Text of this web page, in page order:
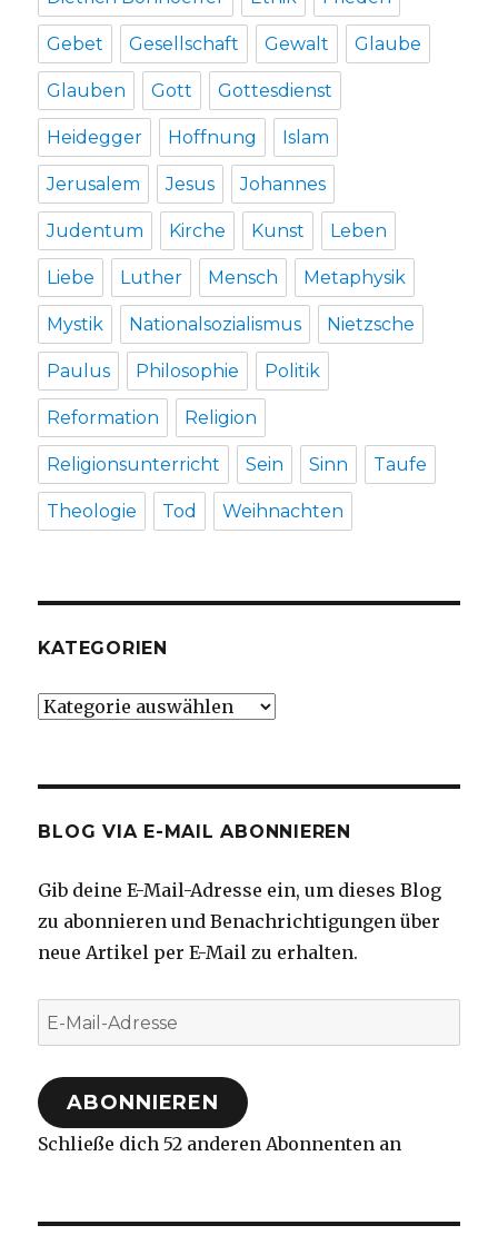
Gebet Gesellschaft Gewalt Glaube
Glauben Gott Gottesdienst
Heidegger Hoffnung Islam
Jerusalem Jesus Johannes
Judentum Kirche Kunst Leben
Liebe Luther Mensch Metaphysik
Mystik Nationalsozialismus Nietzsche
Paulus Philosophie Politik
Reformation Religion
Religionsunterricht Sein Sinn Taufe
Theologie Tod Weihnachten
KATEGORIEN
Kategorien
BLOG VIA E-MAIL ABONNIEREN
Gib deine E-Mail-Adresse ein, um dieses Blog
zu abonnieren und Benachrichtigungen über
neue Artikel per E-Mail zu erhalten.
E-
Mail-
Adresse
ABONNIEREN
Schließe dich 52 anderen Abonnenten an